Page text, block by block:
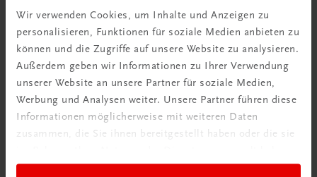
Wir verwenden Cookies, um Inhalte und Anzeigen zu
personalisieren, Funktionen für soziale Medien anbieten zu
können und die Zugriffe auf unsere Website zu analysieren.
Außerdem geben wir Informationen zu Ihrer Verwendung
unserer Website an unsere Partner für soziale Medien,
Werbung und Analysen weiter. Unsere Partner führen diese
Informationen möglicherweise mit weiteren Daten
zusammen, die Sie ihnen bereitgestellt haben oder die sie
Rechnen. Beim KULen Rechnen erfolgt der Einsatz der
Finger auf eine klar vorgegebene Weise: